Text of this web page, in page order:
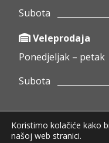
Subota
Veleprodaja
Ponedjeljak – petak
Subota
Copyright
Koristimo kolačiće kako
našoj web stranici.